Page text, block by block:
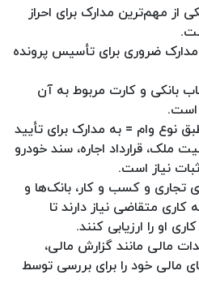
مهم‌ترین مدارک برای احراز
مدارک ضروری برای تأسیس پرونده
بانکی و کارت مربوط به آن
است.
نوع وام = به مدارک برای تأیید
ملک، قرارداد اجاره، سند خودرو
نیاز است.
تجاری و کسب و کار، بانک‌ها و
متقاضی نیاز دارند تا
او را ارزیابی کنند.
مالی مانند گزارش مالی،
مالی خود را برای بررسی توسط